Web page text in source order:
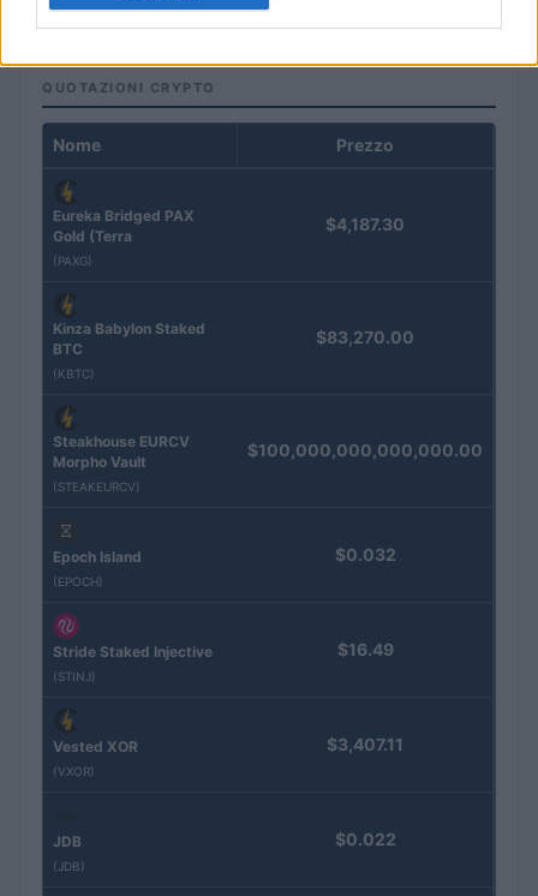
QUOTAZIONI CRYPTO
Nome Prezzo
Eureka Bridged PAX
Gold (Terra
(PAXG)
$4,187.30
Kinza Babylon Staked
BTC
(KBTC)
$83,270.00
Steakhouse EURCV
Morpho Vault
(STEAKEURCV)
$100,000,000,000,000.00
Epoch Island
(EPOCH)
$0.032
Stride Staked Injective
(STINJ)
$16.49
Vested XOR
(VXOR)
$3,407.11
JDB
(JDB)
$0.022